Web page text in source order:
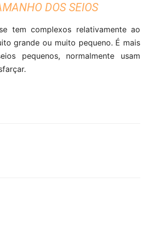
DOS SEIOS
tem complexos relativamente ao
grande ou muito pequeno. É mais
pequenos, normalmente usam